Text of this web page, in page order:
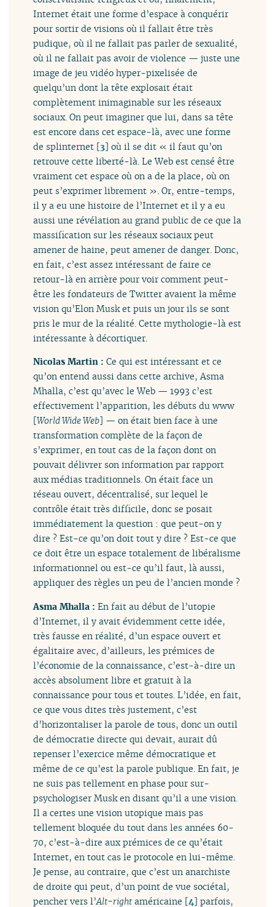
Internet était une forme d’espace à conquérir
pour sortir de visions où il fallait être très
pudique, où il ne fallait pas parler de sexualité,
où il ne fallait pas avoir de violence — juste une
image de jeu vidéo hyper-pixelisée de
quelqu’un dont la tête explosait était
complètement inimaginable sur les réseaux
sociaux. On peut imaginer que lui, dans sa tête
est encore dans cet espace-là, avec une forme
de splinternet [3] où il se dit « il faut qu’on
retrouve cette liberté-là. Le Web est censé être
vraiment cet espace où on a de la place, où on
peut s’exprimer librement ». Or, entre-temps,
il y a eu une histoire de l’Internet et il y a eu
aussi une révélation au grand public de ce que la
massification sur les réseaux sociaux peut
amener de haine, peut amener de danger. Donc,
en fait, c’est assez intéressant de faire ce
retour-là en arrière pour voir comment peut-
être les fondateurs de Twitter avaient la même
vision qu’Elon Musk et puis un jour ils se sont
pris le mur de la réalité. Cette mythologie-là est
intéressante à décortiquer.
Nicolas Martin :Ce qui est intéressant et ce
qu’on entend aussi dans cette archive, Asma
Mhalla, c’est qu’avec le Web — 1993 c’est
effectivement l’apparition, les débuts du www
[World Wide Web] — on était bien face à une
transformation complète de la façon de
s’exprimer, en tout cas de la façon dont on
pouvait délivrer son information par rapport
aux médias traditionnels. On était face un
réseau ouvert, décentralisé, sur lequel le
contrôle était très difficile, donc se posait
immédiatement la question : que peut-on y
dire ? Est-ce qu’on doit tout y dire ? Est-ce que
ce doit être un espace totalement de libéralisme
informationnel ou est-ce qu’il faut, là aussi,
appliquer des règles un peu de l’ancien monde ?
Asma Mhalla :En fait au début de l’utopie
d’Internet, il y avait évidemment cette idée,
très fausse en réalité, d’un espace ouvert et
égalitaire avec, d’ailleurs, les prémices de
l’économie de la connaissance, c’est-à-dire un
accès absolument libre et gratuit à la
connaissance pour tous et toutes. L’idée, en fait,
ce que vous dites très justement, c’est
d’horizontaliser la parole de tous, donc un outil
de démocratie directe qui devait, aurait dû
repenser l’exercice même démocratique et
même de ce qu’est la parole publique. En fait, je
ne suis pas tellement en phase pour sur-
psychologiser Musk en disant qu’il a une vision.
Il a certes une vision utopique mais pas
tellement bloquée du tout dans les années 60-
70, c’est-à-dire aux prémices de ce qu’était
Internet, en tout cas le protocole en lui-même.
Je pense, au contraire, que c’est un anarchiste
de droite qui peut, d’un point de vue sociétal,
pencher vers l’Alt-right américaine [4] parfois,